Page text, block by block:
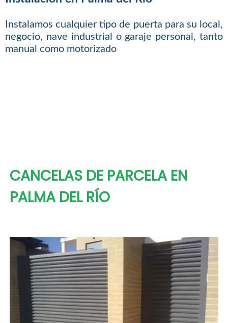
Instalamos cualquier tipo de puerta para su local,
negocio, nave industrial o garaje personal, tanto
manual como motorizado
CANCELAS DE PARCELA EN
PALMA DEL RÍO